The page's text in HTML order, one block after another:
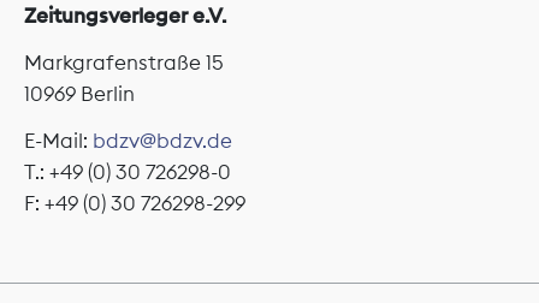
Zeitungsverleger e.V.
Markgrafenstraße 15
10969 Berlin
E-Mail: bdzv@bdzv.de
T.: +49 (0) 30 726298-0
F: +49 (0) 30 726298-299